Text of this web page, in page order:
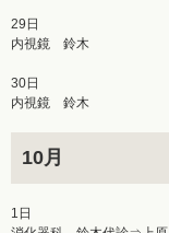
29日
内視鏡 鈴木
30日
内視鏡 鈴木
10月
1日